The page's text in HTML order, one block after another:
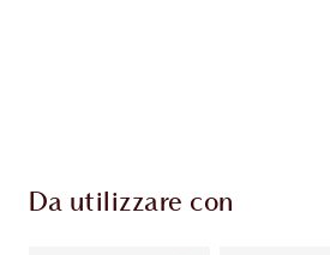
Da utilizzare con